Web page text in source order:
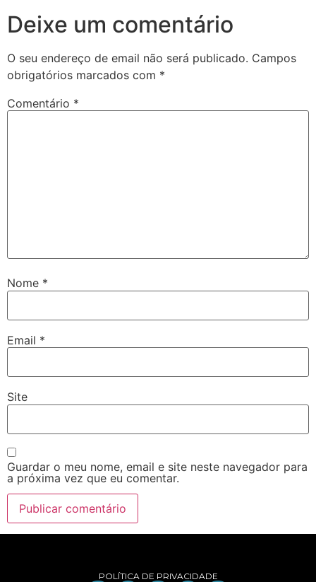
Deixe um comentário
O seu endereço de email não será publicado. Campos
obrigatórios marcados com *
Comentário *
Nome *
Email *
Site
Guardar o meu nome, email e site neste navegador para
a próxima vez que eu comentar.
POLÍTICA DE PRIVACIDADE